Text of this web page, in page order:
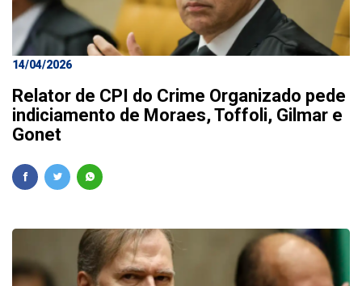
14/04/2026
Relator de CPI do Crime Organizado pede
indiciamento de Moraes, Toffoli, Gilmar e
Gonet